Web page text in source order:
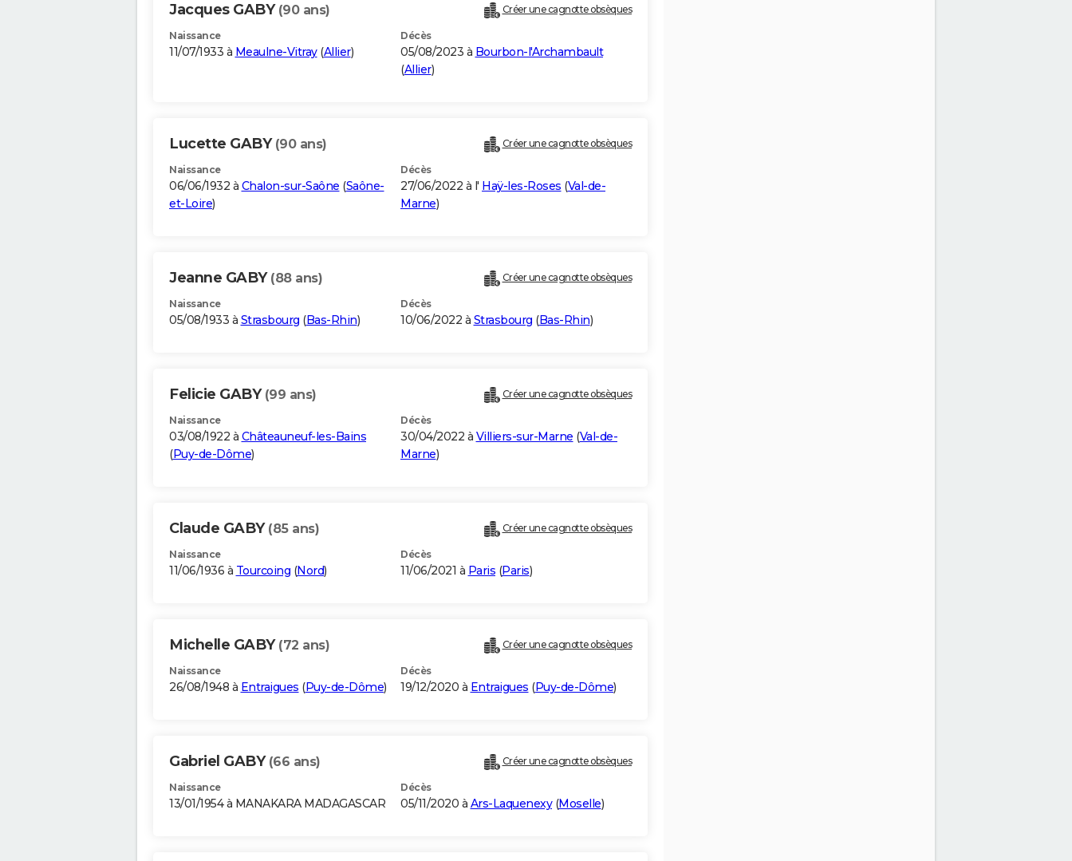
Jacques GABY (90 ans) Créer une cagnotte obsèques
Naissance
11/07/1933 à Meaulne-Vitray(Allier)
Décès
05/08/2023 à Bourbon-l'Archambault
(Allier)
Lucette GABY (90 ans) Créer une cagnotte obsèques
Naissance
06/06/1932 à Chalon-sur-Saône (Saône-
et-Loire)
Décès
27/06/2022 à l' Haÿ-les-Roses (Val-de-
Marne)
Jeanne GABY (88 ans) Créer une cagnotte obsèques
Naissance
05/08/1933 à Strasbourg (Bas-Rhin)
Décès
10/06/2022 à Strasbourg (Bas-Rhin)
Felicie GABY (99 ans) Créer une cagnotte obsèques
Naissance
03/08/1922 à Châteauneuf-les-Bains
(Puy-de-Dôme)
Décès
30/04/2022 à Villiers-sur-Marne (Val-de-
Marne)
Claude GABY (85 ans) Créer une cagnotte obsèques
Naissance
11/06/1936 à Tourcoing (Nord)
Décès
11/06/2021 à Paris (Paris)
Michelle GABY (72 ans) Créer une cagnotte obsèques
Naissance
26/08/1948 à Entraigues (Puy-de-Dôme)
Décès
19/12/2020 à Entraigues (Puy-de-Dôme)
Gabriel GABY (66 ans) Créer une cagnotte obsèques
Naissance
13/01/1954 à MANAKARA MADAGASCAR
Décès
05/11/2020 à Ars-Laquenexy(Moselle)